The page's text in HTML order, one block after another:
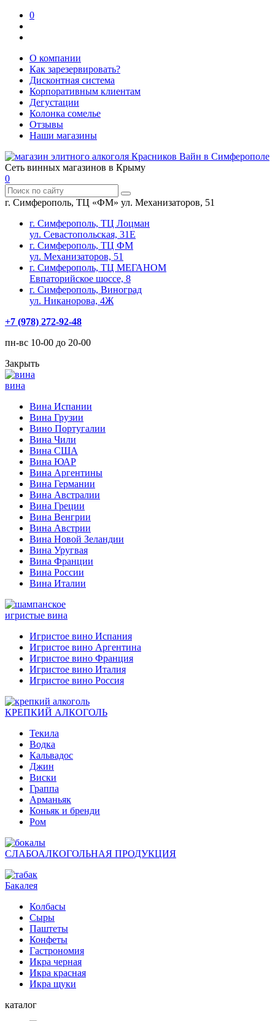
0
О компании
Как зарезервировать?
Дисконтная система
Корпоративным клиентам
Дегустации
Колонка сомелье
Отзывы
Наши магазины
Сеть винных магазинов в Крыму
0
г. Симферополь, ТЦ «ФМ» ул. Механизаторов, 51
г. Симферополь, ТЦ Лоцман
ул. Севастопольская, 31Е
г. Симферополь, ТЦ ФМ
ул. Механизаторов, 51
г. Симферополь, ТЦ МЕГАНОМ
Евпаторийское шоссе, 8
г. Симферополь, Виноград
ул. Никанорова, 4Ж
+7 (978) 272-92-48
пн-вс 10-00 до 20-00
Закрыть
вина
Вина Испании
Вина Грузии
Вино Португалии
Вина Чили
Вина США
Вина ЮАР
Вина Аргентины
Вина Германии
Вина Австралии
Вина Греции
Вина Венгрии
Вина Австрии
Вина Новой Зеландии
Вина Уругвая
Вина Франции
Вина России
Вина Италии
игристые вина
Игристое вино Испания
Игристое вино Аргентина
Игристое вино Франция
Игристое вино Италия
Игристое вино Россия
КРЕПКИЙ АЛКОГОЛЬ
Текила
Водка
Кальвадос
Джин
Виски
Граппа
Арманьяк
Коньяк и бренди
Ром
СЛАБОАЛКОГОЛЬНАЯ ПРОДУКЦИЯ
Бакалея
Колбасы
Сыры
Паштеты
Конфеты
Гастрономия
Икра черная
Икра красная
Икра щуки
каталог